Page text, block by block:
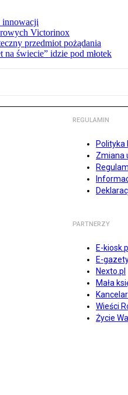
innowacji
Victorinox
przedmiot pożądania
świecie” idzie pod młotek
REGULAMIN
Polityka
Zmiana
PARTNERZY
E-kiosk.pl
E-
Nexto.pl
Mała
Wieści
Życie